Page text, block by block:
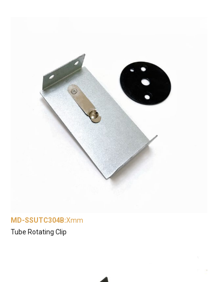
MD-SSUTC304B:Xmm
Tube Rotating Clip